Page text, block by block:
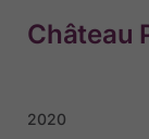
Château
2020